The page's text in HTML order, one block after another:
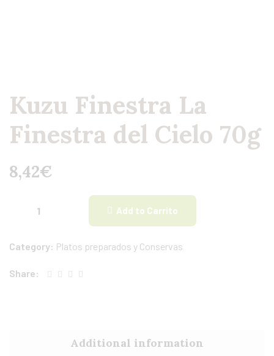
Kuzu Finestra La
Finestra del Cielo 70g
8,42€
Add to Carrito
Category: Platos preparados y Conservas
Share:
Additional information